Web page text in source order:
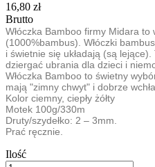
16,80 zł
Brutto
Włóczka Bamboo firmy Midara to
(1000%bambus). Włóczki
i świetnie się układają (są
dziergać ubrania dla dzieci i
Włóczka Bamboo to świetny
mają "zimny chwyt" i dobrze
Kolor ciemny, ciepły żółty
Motek 100g/330m
Druty/szydełko: 2 – 3mm.
Prać ręcznie.
Ilość